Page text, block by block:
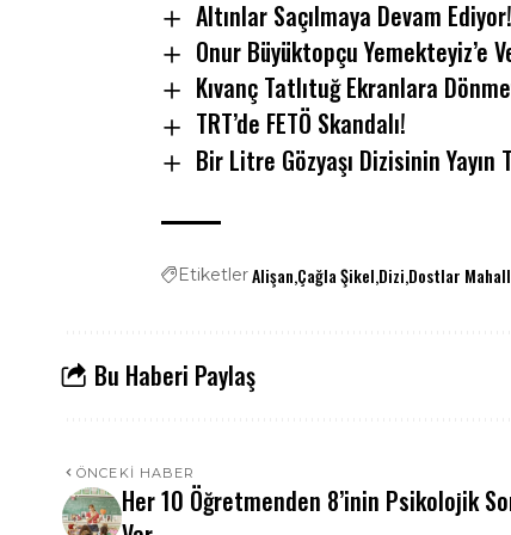
Altınlar Saçılmaya Devam
Onur Büyüktopçu Yemekteyiz’e
Kıvanç Tatlıtuğ Ekranlara
TRT’de FETÖ Skandalı!
Bir Litre Gözyaşı Dizisinin
EtiketlerAlişan Çağla Şikel Dizi Dostlar
Bu Haberi Paylaş
ÖNCEKI HABER
Her 10 Öğretmenden 8’inin Psikolojik